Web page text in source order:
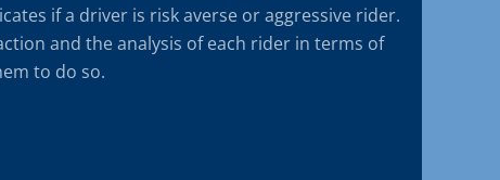
if a driver is risk averse or aggressive rider.
and the analysis of each rider in terms of
to do so.